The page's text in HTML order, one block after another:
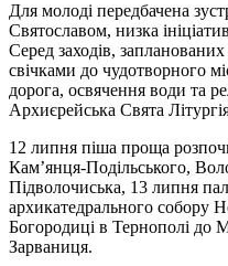
Для молоді передбачена
Святославом, низка
Серед заходів,
свічками до чудотворного
дорога, освячення води та
Архиєрейська Свята
12 липня піша проща
Кам’янця-Подільського,
Підволочиська, 13 липня
архикатедрального собору
Богородиці в Тернополі до
Зарваниця.